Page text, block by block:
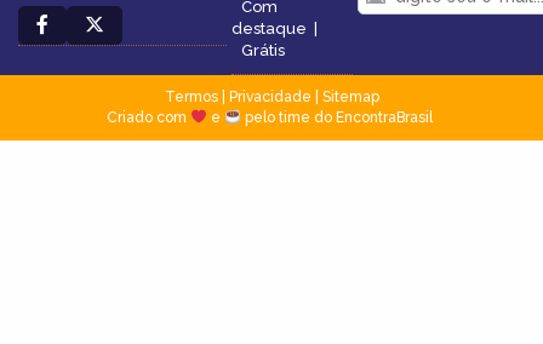
Com
destaque |
Grátis
Termos| Privacidade
Sitemap
Criado com
e pelo time do EncontraBrasil